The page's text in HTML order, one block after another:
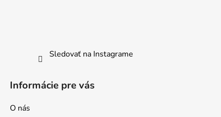
Sledovať na Instagrame
Informácie pre vás
O nás